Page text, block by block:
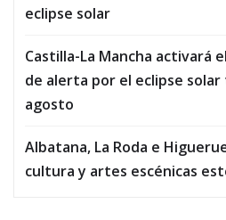
eclipse solar
Castilla-La Mancha activará
de alerta por el eclipse
agosto
Albatana, La Roda e
cultura y artes escénicas